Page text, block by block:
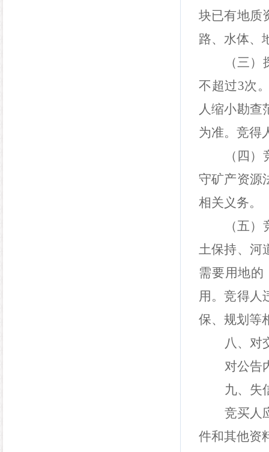
块已有地质
路、水体、
（三
不超过3次
人缩小勘查
为准。竞得
（四
守矿产资源
相关义务。
（五
土保持、河
需要用地的
用。竞得人
保、规划等
八、对
对公告
九、失
竞买人
件和其他资